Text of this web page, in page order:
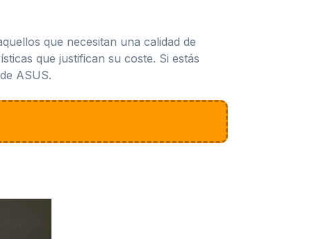
que necesitan una calidad de
que justifican su coste. Si estás
ASUS.